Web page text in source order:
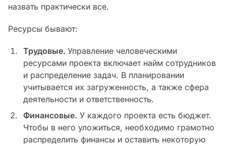
назвать практически все.
Ресурсы бывают:
Трудовые. Управление человеческими
ресурсами проекта включает найм сотрудников
и распределение задач. В планировании
учитывается их загруженность, а также сфера
деятельности и ответственность.
Финансовые. У каждого проекта есть бюджет.
Чтобы в него уложиться, необходимо грамотно
распределить финансы и оставить некоторую